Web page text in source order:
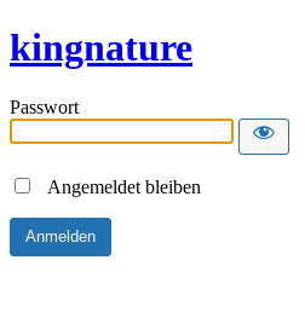
kingnature
Passwort
Angemeldet bleiben